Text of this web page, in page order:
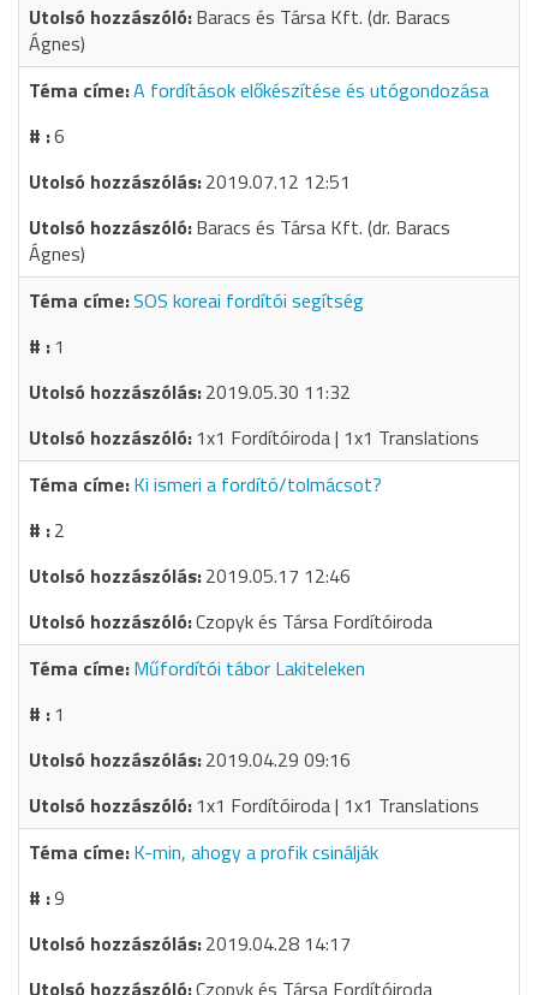
Baracs és Társa Kft. (dr. Baracs
Ágnes)
A fordítások előkészítése és utógondozása
6
2019.07.12 12:51
Baracs és Társa Kft. (dr. Baracs
Ágnes)
SOS koreai fordítói segítség
1
2019.05.30 11:32
1x1 Fordítóiroda | 1x1 Translations
Ki ismeri a fordító/tolmácsot?
2
2019.05.17 12:46
Czopyk és Társa Fordítóiroda
Műfordítói tábor Lakiteleken
1
2019.04.29 09:16
1x1 Fordítóiroda | 1x1 Translations
K-min, ahogy a profik csinálják
9
2019.04.28 14:17
Czopyk és Társa Fordítóiroda